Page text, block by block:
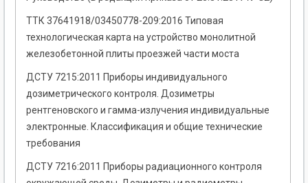
ТТК 37641918/03450778-209:2016 Типовая
технологическая карта на устройство монолитной
железобетонной плиты проезжей части моста
ДСТУ 7215:2011 Приборы индивидуального
дозиметрического контроля. Дозиметры
рентгеновского и гамма-излучения индивидуальные
электронные. Классификация и общие технические
требования
ДСТУ 7216:2011 Приборы радиационного контроля